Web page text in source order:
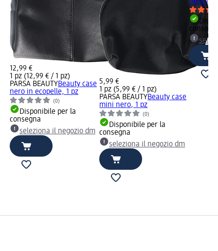
12,99 €
1 pz (12,99 € / 1 pz)
PARSA BEAUTYBeauty case
nero in ecopelle, 1 pz
(0)
Disponibile per la
consegna
seleziona il negozio dm
5,99 €
1 pz (5,99 € / 1 pz)
PARSA BEAUTYBeauty case
mini nero, 1 pz
(0)
Disponibile per la
consegna
seleziona il negozio dm
nero